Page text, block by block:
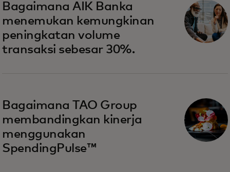
Bagaimana AIK Banka
menemukan kemungkinan
peningkatan volume
transaksi sebesar 30%.
Bagaimana TAO Group
membandingkan kinerja
menggunakan
SpendingPulse™